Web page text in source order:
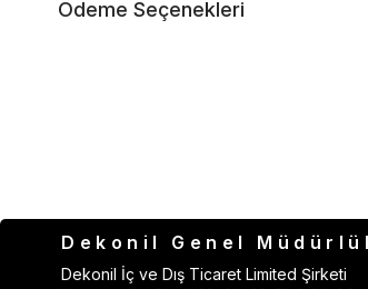
Ödeme Seçenekleri
Dekonil Genel
Dekonil İç ve Dış Ticaret Limited Şirketi